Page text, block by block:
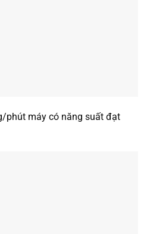
phút máy có năng suất đạt